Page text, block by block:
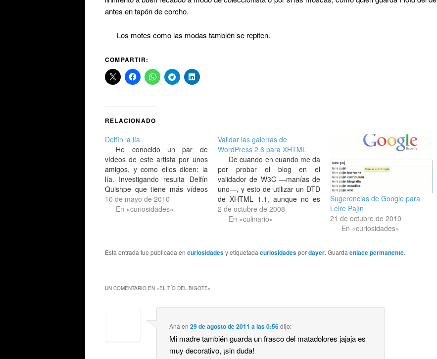
antes en tapón de corcho.
Los motes como las modas también se repiten.
COMPARTIR:
RELACIONADO
Delfín la lía
He conocido un par de
vídeos de este artista por unos
amigos, y como ellos dicen: la
lía. Investigando resulta Delfín
Quishpe que tiene más vídeos
por la red, pero es curioso como
por ejemplo estos dos
vídeo ya…
10 de mayo de 2010
En «curiosidades»
Validar las galerías de
WordPress 2.6 para XHTML
De cuando en cuando me da
por probar el blog en el
validador de W3C —manías de
uno—, y esto de utilizar un DTD
de XHTML 1.1, aunque no es
necesario ponerse tan estricto
para un blog, trae de cuando en
2 de octubre de 2008
En «culinario»
Sugerencias de Google para
Leire Pajín
21 de octubre de 2010
En «curiosidades»
Esta entrada fue publicada en curiosidadesy etiquetada curiosidadespordayer. Guarda enlace permanente.
UN COMENTARIO EN «EL TÍO DEL BIGOTE»
Ana en 29 de agosto de 2011 a las 0:56 dijo:
Mi madre también guarda un frasco del matadolores jajaja es
muy decorativo, ¡sin duda!